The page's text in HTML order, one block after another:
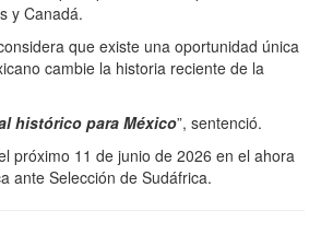
y Canadá.
que existe una oportunidad única
cambie la historia reciente de la
histórico para México”, sentenció.
próximo 11 de junio de 2026 en el ahora
ante Selección de Sudáfrica.